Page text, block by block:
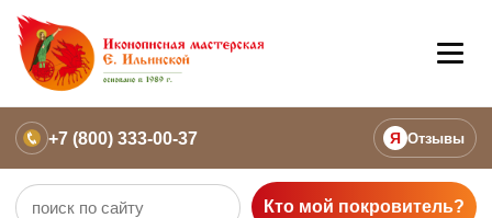
+7 (800) 333-00-37 Я Отзывы
Кто мой покровитель?